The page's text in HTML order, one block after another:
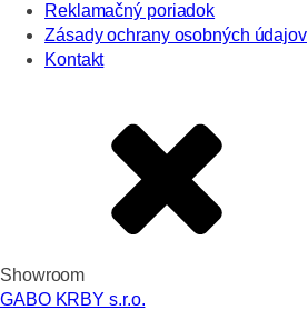
Reklamačný poriadok
Zásady ochrany osobných údajov
Kontakt
Showroom
GABO KRBY s.r.o.